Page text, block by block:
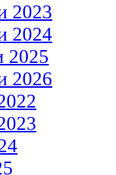
2023
2024
2025
2026